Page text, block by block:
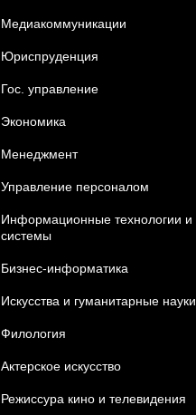
Медиакоммуникации
Юриcпруденция
Гос. управление
Экономика
Менеджмент
Управление персоналом
Информационные технологии и
системы
Бизнес-информатика
Искусства и гуманитарные науки
Филология
Актерское искусство
Режиссура кино и телевидения